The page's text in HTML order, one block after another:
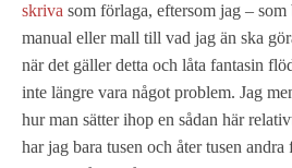
skriva som förlaga, eftersom jag – som
manual eller mall till vad jag än ska
när det gäller detta och låta fantasin
inte längre vara något problem. Jag
hur man sätter ihop en sådan här
har jag bara tusen och åter tusen